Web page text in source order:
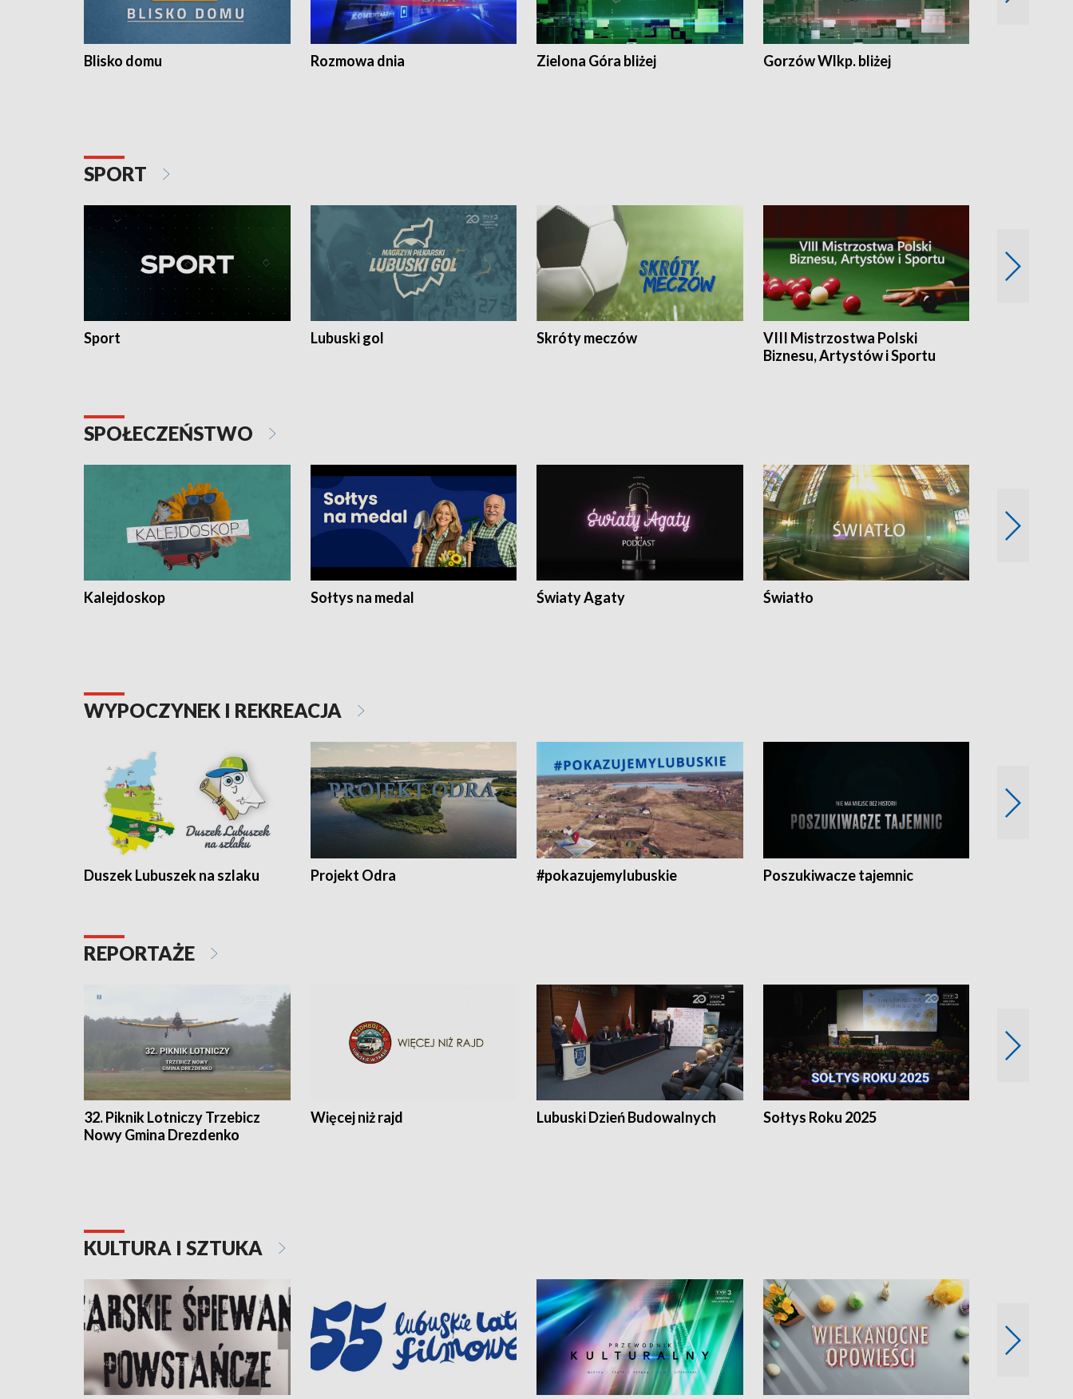
Blisko domu Rozmowa dnia Zielona Góra bliżej Gorzów Wlkp. bliżej
SPORT
Sport Lubuski gol Skróty meczów
VIII Mistrzostwa Polski
Biznesu, Artystów i Sportu
SPOŁECZEŃSTWO
Kalejdoskop Sołtys na medal Światy Agaty Światło
WYPOCZYNEK I REKREACJA
Duszek Lubuszek na szlaku Projekt Odra #pokazujemylubuskie Poszukiwacze tajemnic
REPORTAŻE
32. Piknik Lotniczy Trzebicz
Nowy Gmina Drezdenko
Więcej niż rajd Lubuski Dzień Budowalnych Sołtys Roku 2025
KULTURA I SZTUKA